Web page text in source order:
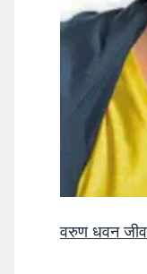
वरुण धवन